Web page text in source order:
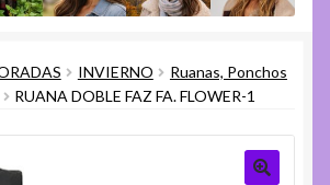
menú
menú
menú
hijo
INVIERNO
Ruanas, Ponchos
RUANA DOBLE FAZ FA. FLOWER-1